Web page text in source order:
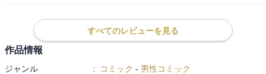
楽しく読めるシリーズである。一巻は特にネタの新鮮さもあっ
て、星五つで評価したいところである。
すべてのレビューを見る
作品情報
ジャンル : コミック - 男性コミック